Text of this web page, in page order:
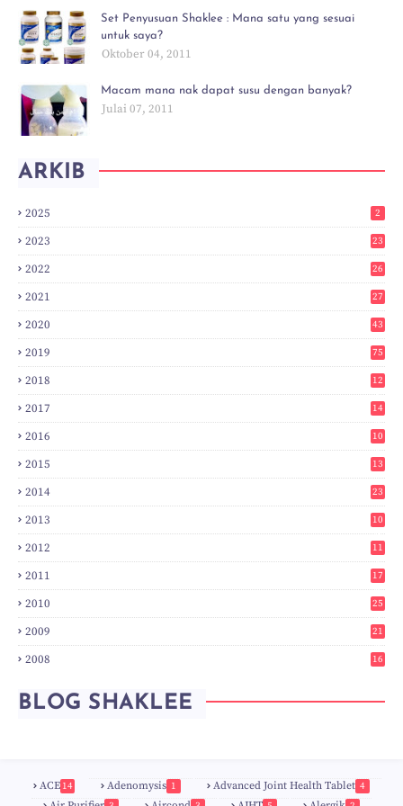
Set Penyusuan Shaklee : Mana satu yang sesuai
untuk saya?
Oktober 04, 2011
Macam mana nak dapat susu dengan banyak?
Julai 07, 2011
ARKIB
2025 2
2023 23
2022 26
2021 27
2020 43
2019 75
2018
12
8
2017
14
2016
10
3
2015
13
7
2014
23
2
2013
10
0
2012
11
3
2011
17
2010
25
0
2009
21
2008
16
BLOG SHAKLEE
ACE 14 Adenomysis 1 Advanced Joint Health Tablet 4